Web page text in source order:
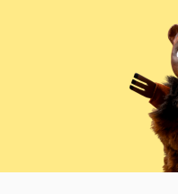
vintage ads © bruno pozzo